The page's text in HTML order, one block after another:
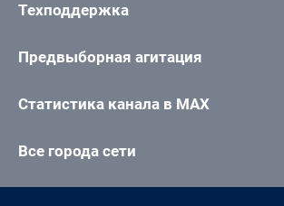
Техподдержка
Предвыборная агитация
Статистика канала в MAX
Все города сети